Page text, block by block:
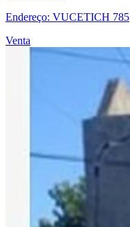
Endereço: VUCETICH 785
Venta